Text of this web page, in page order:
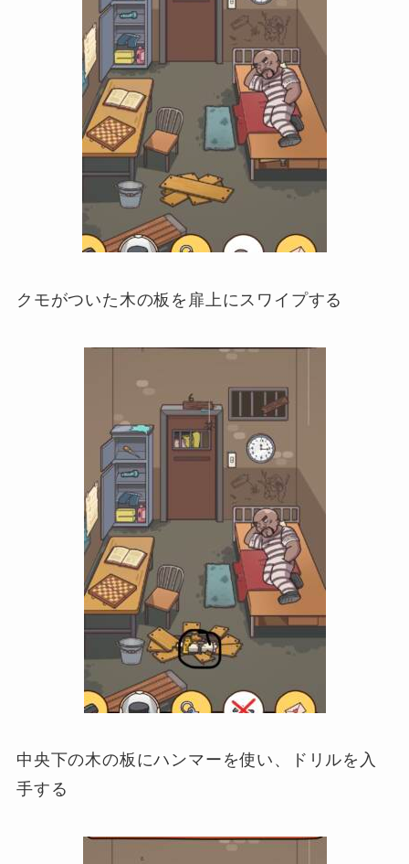
クモがついた木の板を扉上にスワイプする
中央下の木の板にハンマーを使い、ドリルを入
手する